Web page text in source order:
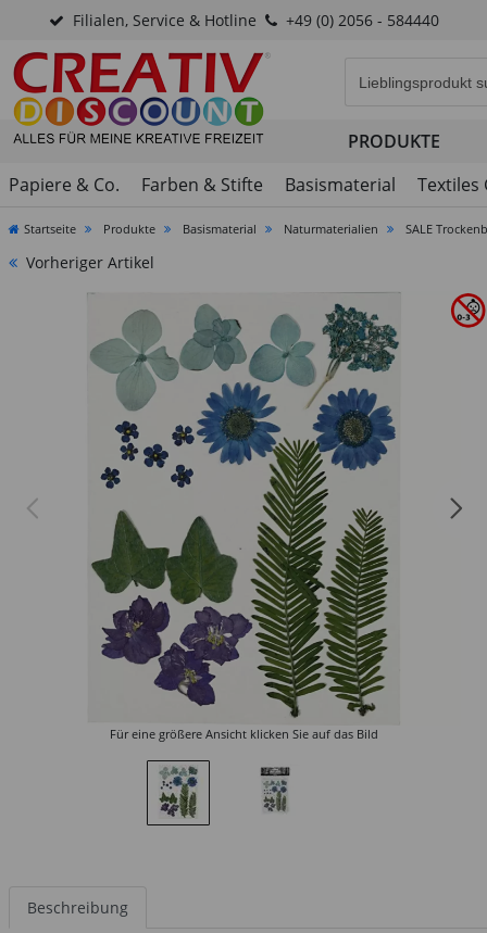
Filialen, Service & Hotline +49 (0) 2056 - 584440
PRODUKTE
Papiere & Co.
Farben & Stifte Basismaterial Textiles
Startseite Produkte Basismaterial Naturmaterialien SALE
Vorheriger Artikel
Für eine größere Ansicht klicken Sie auf das Bild
Beschreibung